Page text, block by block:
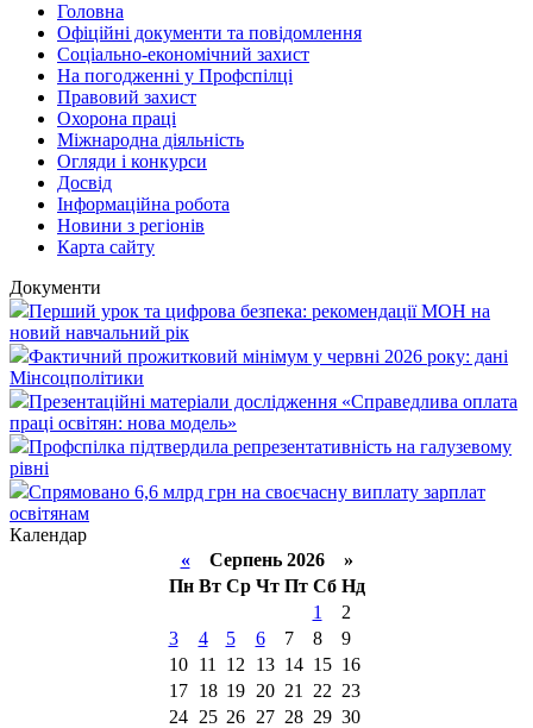
Головна
Офіційні документи та повідомлення
Соціально-економічний захист
На погодженні у Профспілці
Правовий захист
Охорона праці
Міжнародна діяльність
Огляди і конкурси
Досвід
Інформаційна робота
Новини з регіонів
Карта сайту
Документи
Перший урок та цифрова безпека: рекомендації МОН на
новий навчальний рік
Фактичний прожитковий мінімум у червні 2026 року: дані
Мінсоцполітики
Презентаційні матеріали дослідження «Справедлива оплата
праці освітян: нова модель»
Профспілка підтвердила репрезентативність на галузевому
рівні
Спрямовано 6,6 млрд грн на своєчасну виплату зарплат
освітянам
Календар
«Серпень 2026 »
Пн Вт Ср Чт Пт Сб Нд
1
2
3
4 5 6 7 8
9
10
11 12 13 14 15 16
17
18 19 20 21 22 23
24
25 26 27 28 29 30